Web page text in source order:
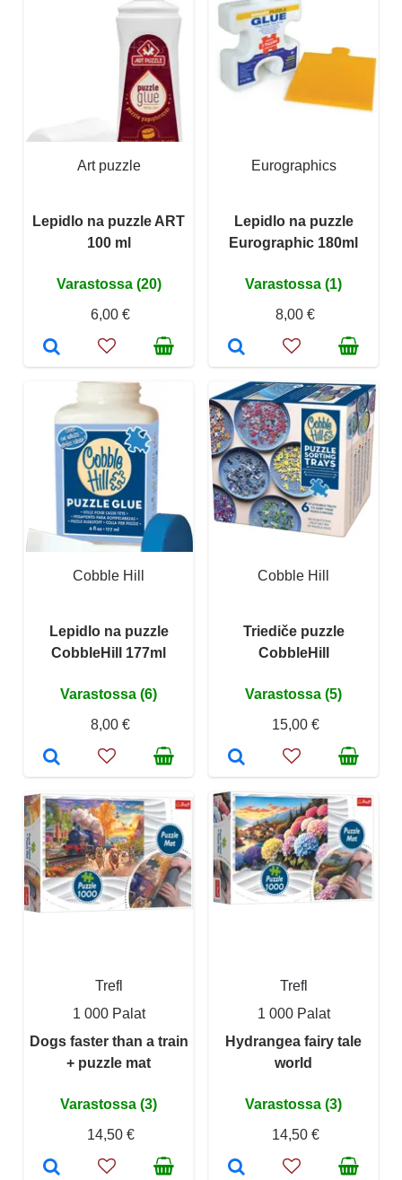
Art puzzle
Lepidlo na puzzle ART
100 ml
Varastossa (20)
6,00 €
Eurographics
Lepidlo na puzzle
Eurographic 180ml
Varastossa (1)
8,00 €
Cobble Hill
Lepidlo na puzzle
CobbleHill 177ml
Varastossa (6)
8,00 €
Cobble Hill
Triediče puzzle
CobbleHill
Varastossa (5)
15,00 €
Trefl
1 000 Palat
Dogs faster than a train
+ puzzle mat
Varastossa (3)
14,50 €
Trefl
1 000 Palat
Hydrangea fairy tale
world
Varastossa (3)
14,50 €